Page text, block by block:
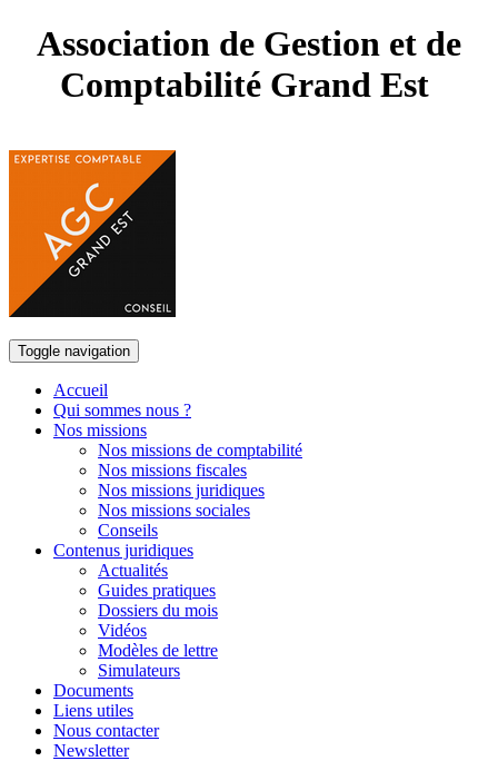
Association de Gestion et de
Comptabilité Grand Est
Toggle navigation
Accueil
Qui sommes nous ?
Nos missions
Nos missions de comptabilité
Nos missions fiscales
Nos missions juridiques
Nos missions sociales
Conseils
Contenus juridiques
Actualités
Guides pratiques
Dossiers du mois
Vidéos
Modèles de lettre
Simulateurs
Documents
Liens utiles
Nous contacter
Newsletter